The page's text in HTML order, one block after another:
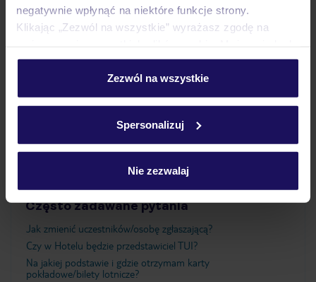
negatywnie wpłynąć na niektóre funkcje strony.
Klikając „Zezwól na wszystkie” wyrażasz zgodę na
personalizować swój wybór wchodząc w zakładkę
Szczegółowe informacje o plikach cookie znajdziesz
Zezwól na wszystkie
Spersonalizuj
Nie zezwalaj
Wyżywienie
Ważne informacje
Często zadawane pytania
Jak zmienić uczestników/osobę zgłaszającą?
Czy w Hotelu będzie przedstawiciel TUI?
Na jakiej podstawie i gdzie otrzymam karty
pokładowe/bilety lotnicze?